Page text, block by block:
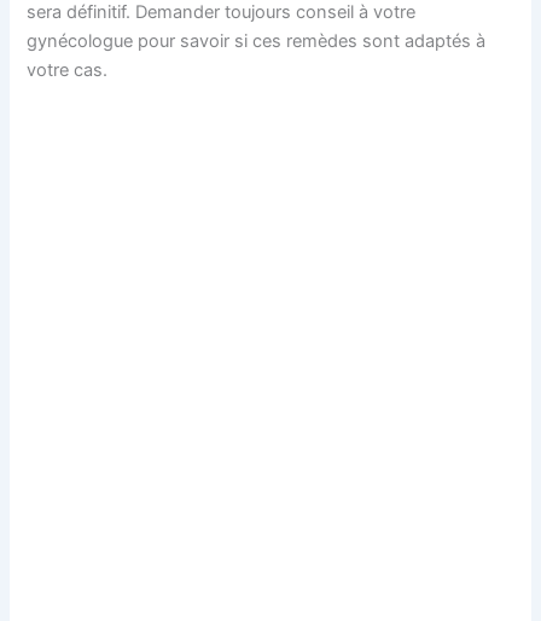
sera définitif. Demander toujours conseil à votre
gynécologue pour savoir si ces remèdes sont adaptés à
votre cas.